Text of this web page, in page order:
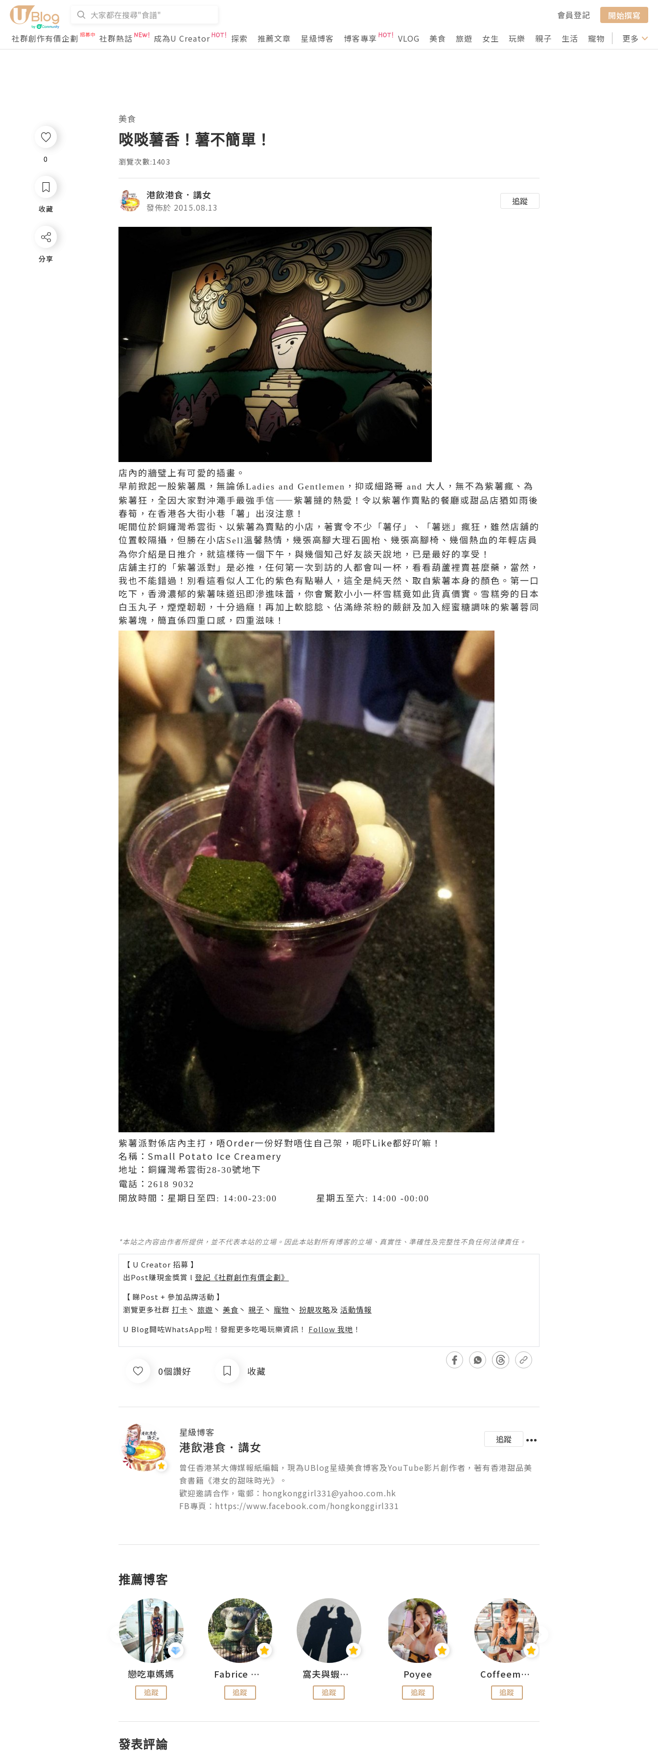
會員登記
開始撰寫
社群創作有價企劃
社群熱話 成為U Creator 探索 推薦文章 星級博客 博客專享 VLOG 美食 旅遊 女生 玩樂 親子 生活 寵物 行山 打卡
更多
0
收藏
分享
美食
啖啖薯香！薯不簡單！
瀏覽次數:1403
港飲港食．講女
發佈於 2015.08.13
追蹤
店內的牆璧上有可愛的插畫。
早前掀起一股紫薯風，無論係Ladies and Gentlemen ，抑或細路哥 and 大人，無不為紫薯瘋、為
紫薯狂，全因大家對沖澠手最強手信——紫薯撻的熱愛！令以紫薯作賣點的餐廳或甜品店猶如雨後
春筍，在香港各大街小巷「薯」出沒注意！
呢間位於銅鑼灣希雲街、以紫薯為賣點的小店，著實令不少「薯仔」、「薯迷」瘋狂，雖然店舖的
位置較隔攝，但勝在小店Sell溫馨熱情，幾張高腳大理石圓枱、幾張高腳椅、幾個熱血的年輕店員
為你介紹是日推介，就這樣待一個下午，與幾個知己好友談天說地，已是最好的享受！
店舖主打的「紫薯派對」是必推，任何第一次到訪的人都會叫一杯，看看葫蘆裡賣甚麼藥，當然，
我也不能錯過！別看這看似人工化的紫色有點嚇人，這全是純天然、取自紫薯本身的顏色。第一口
吃下，香滑濃郁的紫薯味道迅即滲進味蕾，你會驚歎小小一杯雪糕竟如此貨真價實。雪糕旁的日本
白玉丸子，煙煙韌韌，十分過癮！再加上軟腍腍、佔滿綠茶粉的蕨餅及加入經蜜糖調味的紫薯蓉同
紫薯塊，簡直係四重口感，四重滋味！
紫薯派對係店內主打，唔Order一份好對唔住自己架，呃吓Like都好吖嘛！
名稱：Small Potato Ice Creamery
地址：銅鑼灣希雲街28-30號地下
電話： 2618 9032
開放時間：星期日至四 : 14:00-23:00 星期五至六 : 14:00 -00:00
*本站之內容由作者所提供，並不代表本站的立場。因此本站對所有博客的立場、真實性、準確性及完整性不負任何法律責任。
【 U Creator 招募 】
出Post賺現金獎賞 l 登記《社群創作有價企劃》
【 睇Post + 參加品牌活動 】
瀏覽更多社群 打卡 丶 旅遊 丶 美食 丶 親子 丶 寵物 丶 扮靚攻略及 活動情報
U Blog開咗WhatsApp啦！發掘更多吃喝玩樂資訊！ Follow 我哋 ！
0個讚好 收藏
星級博客
港飲港食．講女 追蹤
曾任香港某大傳媒報紙編輯，現為UBlog星級美食博客及YouTube影片創作者，著有香港甜品美
食書籍《港女的甜味時光》。
歡迎邀請合作，電郵：hongkonggirl331@yahoo.com.hk
FB專頁：https://www.facebook.com/hongkonggirl331
推薦博客
戀吃車媽媽
追蹤
Fabrice 嚐味
追蹤
窩夫與蝦子餅
追蹤
Poyee
追蹤
Coffeemeetjojo
追蹤
發表評論
0
收藏
分享